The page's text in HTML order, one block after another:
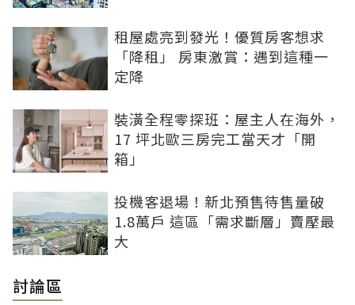
租屋處亮到發光！優質房客想求
「降租」 房東激賞：遇到這種一
定降
裝潢全程零探班：屋主人在海外，
17 坪北歐三房完工當天才「開
箱」
投機客退場！新北預售待售量破
1.8萬戶 這區「需求斷層」賣壓最
大
討論區